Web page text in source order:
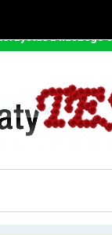
z cookies -
Zaakceptuj
z naszego